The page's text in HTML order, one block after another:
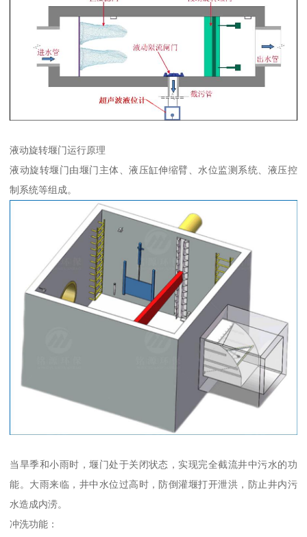
液动旋转堰门运行原理
液动旋转堰门由堰门主体、液压缸伸缩臂、水位监测系统、液压控
制系统等组成。
当旱季和小雨时，堰门处于关闭状态，实现完全截流井中污水的功
能。大雨来临，井中水位过高时，防倒灌堰打开泄洪，防止井内污
水造成内涝。
冲洗功能：